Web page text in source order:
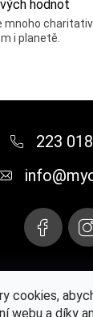
cookies,
webu a díky
hodnot
mnoho
i planetě.
223
info@